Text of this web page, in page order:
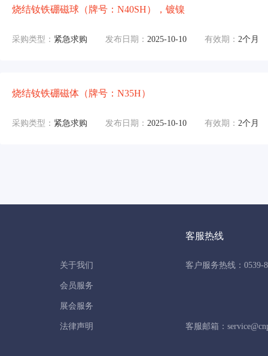
烧结钕铁硼磁球（牌号：N40SH），镀镍
采购类型： 紧急求购 发布日期： 2025-10-10 有效期： 2个月
烧结钕铁硼磁体（牌号：N35H）
采购类型： 紧急求购 发布日期： 2025-10-10 有效期： 2个月
关于我们
会员服务
展会服务
法律声明
客服热线
客户服务热线：0539-
客服邮箱：